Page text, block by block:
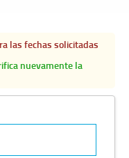
las fechas solicitadas
nuevamente la